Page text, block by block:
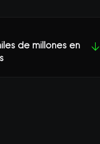
de millones en
↓